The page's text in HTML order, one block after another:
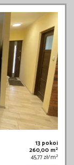
13 pokoi
260,00 m2
45,77 zł/m2